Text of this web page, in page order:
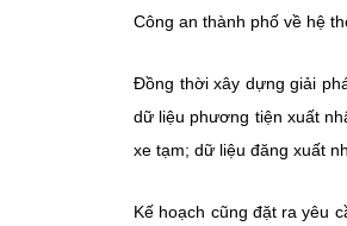
Công an thành phố về hệ
Đồng thời xây dựng giải
dữ liệu phương tiện xuất
xe tạm; dữ liệu đăng xuất
Kế hoạch cũng đặt ra yêu